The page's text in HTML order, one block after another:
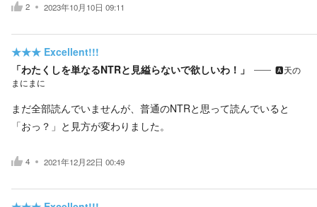
2 2023年10月10日 09:11
★★★ Excellent!!!
「わたくしを単なるNTRと見縊らないで欲しいわ！」
🅰️天の
まにまに
まだ全部読んでいませんが、普通のNTRと思って読んでいると
「おっ？」と見方が変わりました。
4 2021年12月22日 00:49